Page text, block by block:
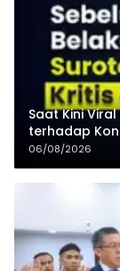
Saat Kini
terhadap
06/08/2026